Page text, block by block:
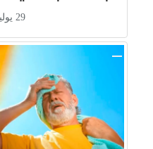
29 يوليو 2026